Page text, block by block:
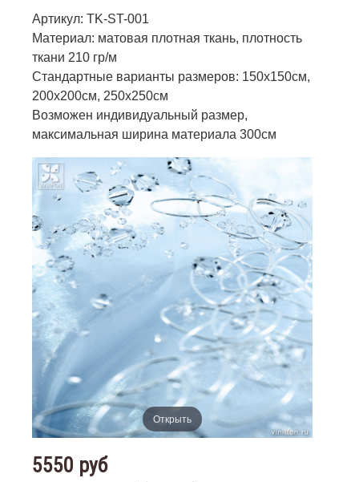
Артикул: TK-ST-001
Материал: матовая плотная ткань, плотность
ткани 210 гр/м
Стандартные варианты размеров: 150х150см,
200х200см, 250х250см
Возможен индивидуальный размер,
максимальная ширина материала 300см
Открыть
5550 руб